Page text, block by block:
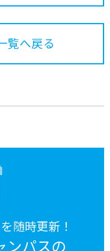
覧へ戻る
随時更新！
ンパスの